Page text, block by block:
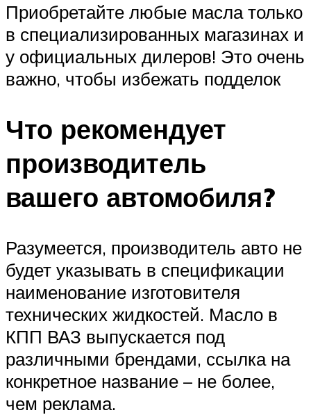
Приобретайте любые масла только
в специализированных магазинах и
у официальных дилеров! Это очень
важно, чтобы избежать подделок
Что рекомендует
производитель
вашего автомобиля?
Разумеется, производитель авто не
будет указывать в спецификации
наименование изготовителя
технических жидкостей. Масло в
КПП ВАЗ выпускается под
различными брендами, ссылка на
конкретное название – не более,
чем реклама.